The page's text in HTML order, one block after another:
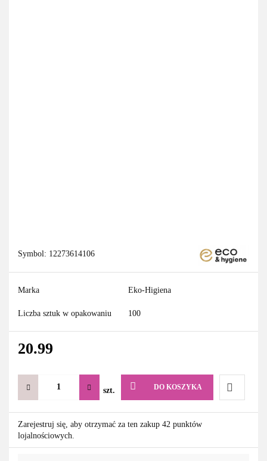
Symbol: 12273614106
Marka Eko-Higiena
Liczba sztuk w opakowaniu 100
20.99
szt. DO KOSZYKA
Do
Zarejestruj się, aby otrzymać za ten zakup 42 punktów
lojalnościowych.